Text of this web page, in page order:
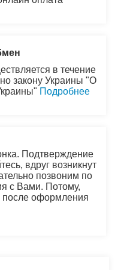
в течение
закону Украины "О
Подробнее
Подтверждение
вдруг возникнут
позвоним по
с Вами. Потому,
после оформления